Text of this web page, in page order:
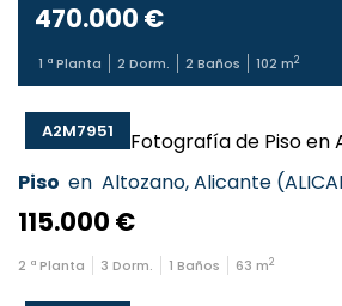
470.000 €
1 ª Planta 2 Dorm. 2 Baños 102 m2
A2M7951
Piso en Altozano,Alicante (
115.000 €
2 ª Planta 3 Dorm. 1 Baños 63 m2